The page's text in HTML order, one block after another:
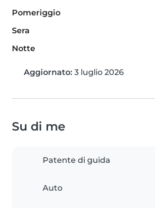
Pomeriggio
Sera
Notte
Aggiornato: 3 luglio 2026
Su di me
Patente di guida
Auto